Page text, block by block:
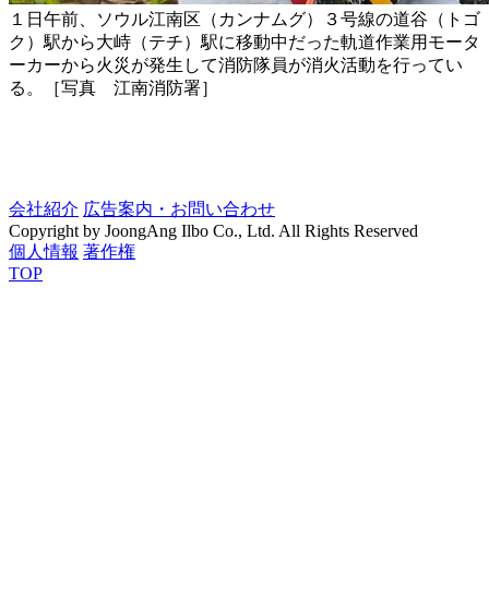
１日午前、ソウル江南区（カンナムグ）３号線の道谷（トゴ
ク）駅から大峙（テチ）駅に移動中だった軌道作業用モータ
ーカーから火災が発生して消防隊員が消火活動を行ってい
る。［写真 江南消防署］
会社紹介 広告案内・お問い合わせ
Copyright by JoongAng Ilbo Co., Ltd. All Rights Reserved
個人情報 著作権
TOP